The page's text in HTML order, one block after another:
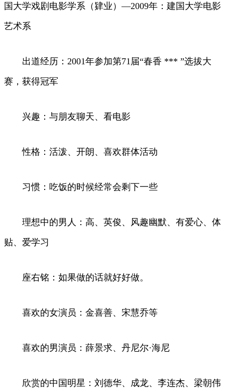
国大学戏剧电影学系（肄业）—2009年：建国大学电影
艺术系
出道经历：2001年参加第71届“春香 *** ”选拔大
赛，获得冠军
兴趣：与朋友聊天、看电影
性格：活泼、开朗、喜欢群体活动
习惯：吃饭的时候经常会剩下一些
理想中的男人：高、英俊、风趣幽默、有爱心、体
贴、爱学习
座右铭：如果做的话就好好做。
喜欢的女演员：金喜善、宋慧乔等
喜欢的男演员：薛景求、丹尼尔·海尼
欣赏的中国明星：刘德华、成龙、李连杰、梁朝伟